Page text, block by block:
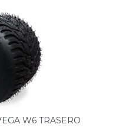
W6 TRASERO